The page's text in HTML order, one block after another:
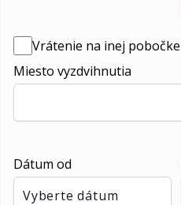
Vrátenie na inej pobočke
Miesto vyzdvihnutia
Dátum od
Vyberte dátum